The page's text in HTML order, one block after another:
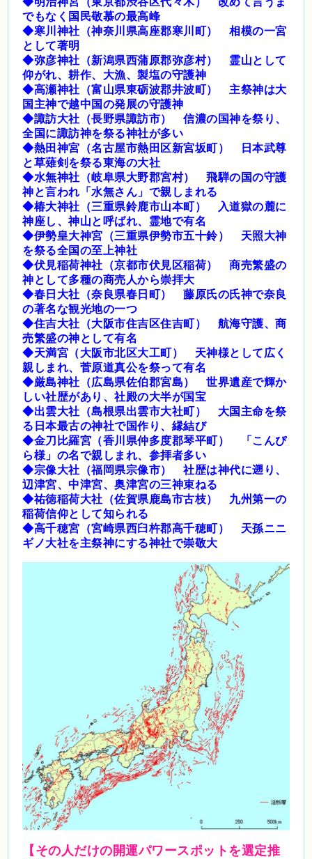
でもなく国民敬慕の最高峰
◆寒川神社（神奈川県高座郡寒川町） 相模の一宮
として著明
◆弥彦神社（新潟県西蒲原郡弥彦村） 霊山として
仰がれ、耕作、大漁、製塩の守護神
◆高瀬神社（富山県東砺波郡井波町） 主祭神は大
国主神で越中国の発展の守護神
◆諏訪大社（長野県諏訪市） 信濃の国神を祭り、
全国に諏訪神を祭る神社が多い
◆熱田神宮（名古屋市熱田区新宮坂町） 日本武尊
と草薙剣を祭る東海の大社
◆水無神社（岐阜県大野郡宮村） 飛騨の国の守護
神と言われ「水無さん」で親しまれる
◆椿大神社（三重県鈴鹿市山本町） 入道獄の麓に
神座し、神山と呼ばれ、霊地で有名
◆伊勢皇大神宮（三重県伊勢市五十鈴） 天照大神
を祭る全国の至上神社
◆伏見稲荷神社（京都市伏見区稲荷） 商売繁盛の
神として多種の商売人から崇拝大
◆春日大社（奈良県春日町） 藤原氏の氏神で奈良
の著名な観光地の一つ
◆住吉大社（大阪市住吉区住吉町） 航海守護、商
売繁盛の神として有名
◆天満宮（大阪市北区大工町） 天神様として広く
親しまれ、菅原道真公を祭って有名
◆厳島神社（広島県佐伯郡宮島） 世界遺産で輝か
しい社歴があり、社殿の大半が国宝
◆出雲大社（島根県出雲市大社町） 大国主命を祭
る日本最古の神社で国作り、縁結び
◆金刀比羅宮（香川県仲多度郡琴平町） 「こんぴ
ら様」の名で親しまれ、参拝者多い
◆宗像大社（福岡県宗像市） 社歴は神代に遡り、
辺津宮、中津宮、奥津宮の三神束ねる
◆祐徳稲荷大社（佐賀県鹿島市古枝） 九州第一の
稲荷信仰として知られる
◆高千穂宮（宮崎県西臼杵郡高千穂町） 天孫ニニ
ギノ大社を主祭神にする神社で崇敬大
【その人だけの開運パワースポットを選定推